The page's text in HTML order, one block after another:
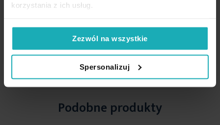
korzystania z ich usług.
Zezwól na wszystkie
Spersonalizuj
High-contrast mode
Podobne produkty